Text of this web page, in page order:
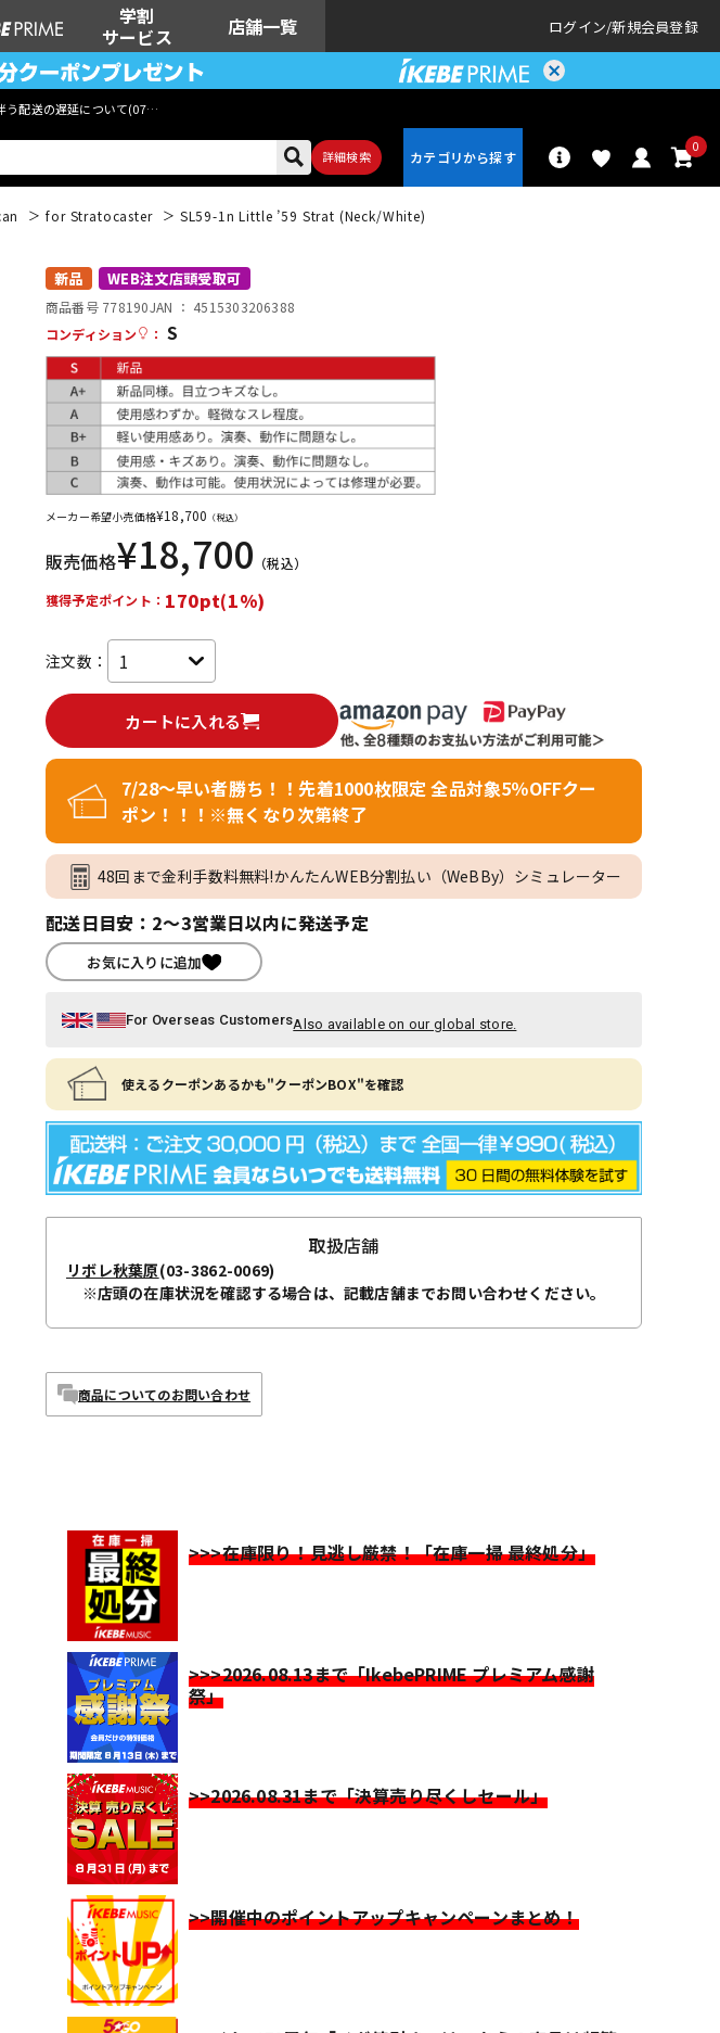
学割
サービス
店舗一覧 ログイン 新規会員登録
う配送の遅延について(07月29日
詳細検索
0
ウクレレ
その他楽器
レコーディン
グ機器
配信/ライブ
機器
for Stratocaster SL59-1n Little ’59 Strat (Neck/White)
新品 WEB注文店頭受取可
商品番号 778190JAN ： 4515303206388
コンディション
： S
メーカー希望小売価格¥18,700 （税込）
販売価格¥18,700 （税込）
獲得予定ポイント： 170pt(1%)
注文数：
カートに入れる
7/28～早い者勝ち！！先着1000枚限定 全品対象5％OFFクー
ポン！！！※無くなり次第終了
48回まで金利手数料無料!かんたんWEB分割払い（WeBBy）シミュレーター
配送日目安：2～3営業日以内に発送予定
お気に入りに追加
For Overseas CustomersAlso available on our global store.
使えるクーポンあるかも"クーポンBOX"を確認
取扱店舗
リボレ秋葉原(03-3862-0069)
※店頭の在庫状況を確認する場合は、記載店舗までお問い合わせください。
商品についてのお問い合わせ
>>>在庫限り！見逃し厳禁！「在庫一掃 最終処分」
>>>2026.08.13まで「IkebePRIME プレミアム感謝
祭」
>>2026.08.31まで「決算売り尽くしセール」
>>開催中のポイントアップキャンペーンまとめ！